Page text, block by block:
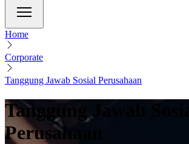
Home
Corporate
Tanggung Jawab Sosial Perusahaan
Tanggung Jawab Sosial
Perusahaan